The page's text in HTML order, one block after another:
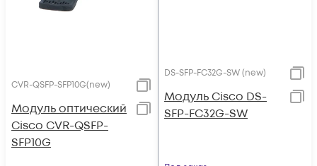
CVR-QSFP-SFP10G(new)
Модуль оптический
Cisco CVR-QSFP-
SFP10G
DS-SFP-FC32G-SW (new)
Модуль Cisco DS-
SFP-FC32G-SW